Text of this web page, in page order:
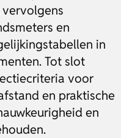
en
in
Tot slot
voor
en praktische
en